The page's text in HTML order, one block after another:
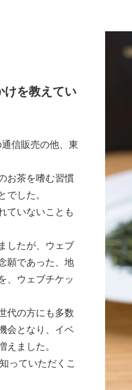
けを教えてい
信販売の他、東
お茶を嗜む習慣
でした。
ていないことも
したが、ウェブ
願であった、地
、ウェブチケッ
代の方にも多数
会となり、イベ
えました。
っていただくこ